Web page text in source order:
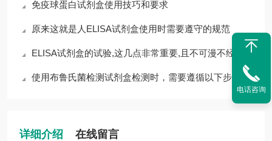
免疫球蛋白试剂盒使用技巧和要求
原来这就是人ELISA试剂盒使用时需要遵守的规范
ELISA试剂盒的试验,这几点非常重要,且不可漫不经心
使用布鲁氏菌检测试剂盒检测时，需要遵循以下步骤
详细介绍 在线留言
电话咨询